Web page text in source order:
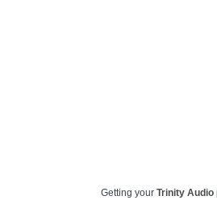
Getting your Trinity Audio